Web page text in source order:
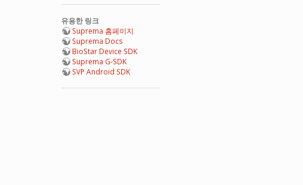
유용한 링크
Suprema 홈페이지
Suprema Docs
BioStar Device SDK
Suprema G-SDK
SVP Android SDK